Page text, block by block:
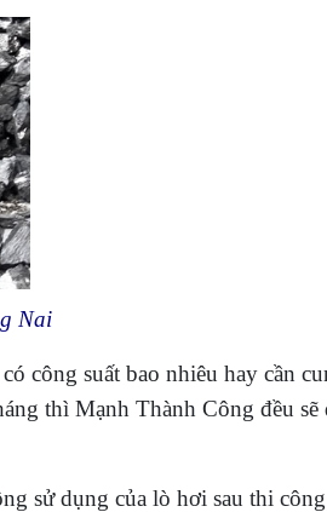
Nai
công suất bao nhiêu hay cần
thì Mạnh Thành Công đều sẽ
sử dụng của lò hơi sau thi